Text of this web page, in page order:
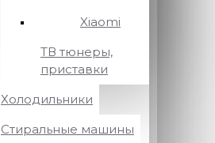
Xiaomi
ТВ тюнеры,
приставки
Холодильники
Стиральные машины